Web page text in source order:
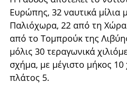
Ευρώπης, 32 ναυτικά μίλια
Παλιόχωρα, 22 από τη
από το Τομπρούκ της
μόλις 30 τεραγωνικά
σχήμα, με μέγιστο μήκος 10
πλάτος 5.